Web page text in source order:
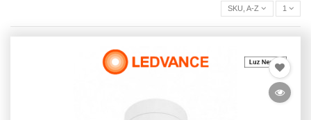
SKU,